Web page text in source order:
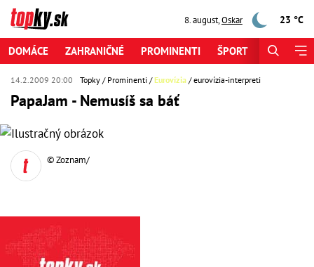
8. august,Oskar 23 °C
DOMÁCE ZAHRANIČNÉ PROMINENTI ŠPORT
14.2.2009 20:00 Topky Prominenti Eurovízia eurovízia-interpreti
PapaJam - Nemusíš sa báť
© Zoznam/